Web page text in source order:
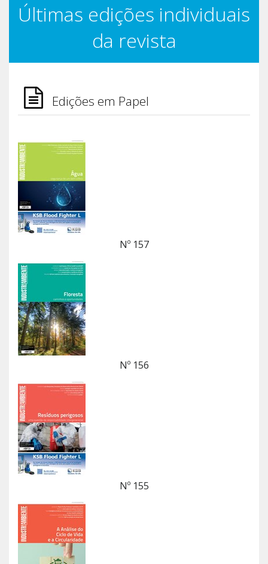
Últimas edições individuais
da revista
Edições em Papel
Nº 157
Nº 156
Nº 155